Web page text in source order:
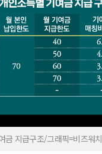
금 지급구조/그래픽=비즈워치